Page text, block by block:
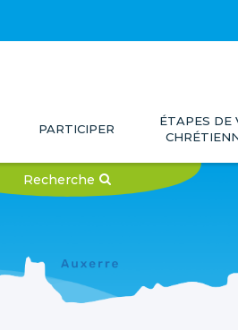
ÉTAPES DE
PARTICIPER
Recherche